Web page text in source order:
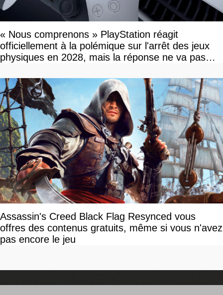
« Nous comprenons » PlayStation réagit
officiellement à la polémique sur l'arrêt des jeux
physiques en 2028, mais la réponse ne va pas
Assassin's Creed Black Flag Resynced vous
offres des contenus gratuits, même si vous n'avez
pas encore le jeu